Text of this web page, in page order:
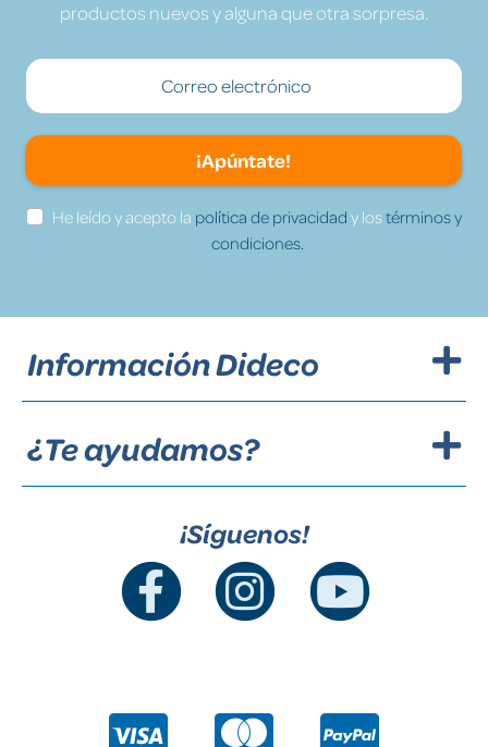
productos nuevos y alguna que otra sorpresa.
¡Apúntate!
He leído y acepto la política de privacidad y lostérminos y
condiciones.
Información Dideco
¿Te ayudamos?
¡Síguenos!